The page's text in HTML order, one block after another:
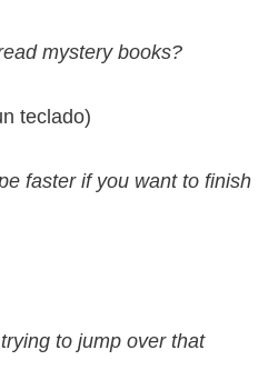
mystery books?
teclado)
faster if you want to finish
to jump over that